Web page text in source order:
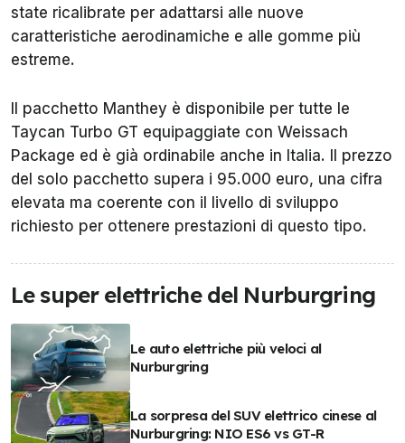
state ricalibrate per adattarsi alle nuove
caratteristiche aerodinamiche e alle gomme più
estreme.
Il pacchetto Manthey è disponibile per tutte le
Taycan Turbo GT equipaggiate con Weissach
Package ed è già ordinabile anche in Italia. Il prezzo
del solo pacchetto supera i 95.000 euro, una cifra
elevata ma coerente con il livello di sviluppo
richiesto per ottenere prestazioni di questo tipo.
Le super elettriche del Nurburgring
Le auto elettriche più veloci al
Nurburgring
La sorpresa del SUV elettrico cinese al
Nurburgring: NIO ES6 vs GT-R